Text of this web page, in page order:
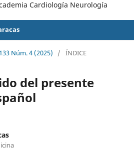
Cardiología Neurología
Núm. 4 (2025) / ÍNDICE
del presente